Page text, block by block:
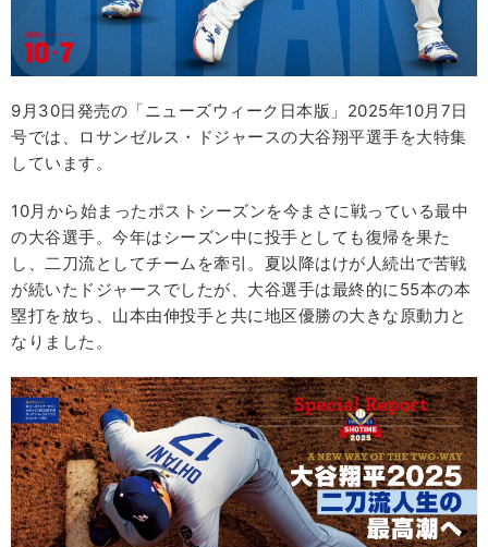
9月30日発売の「ニューズウィーク日本版」2025年10月7日
号では、ロサンゼルス・ドジャースの大谷翔平選手を大特集
しています。
10月から始まったポストシーズンを今まさに戦っている最中
の大谷選手。今年はシーズン中に投手としても復帰を果た
し、二刀流としてチームを牽引。夏以降はけが人続出で苦戦
が続いたドジャースでしたが、大谷選手は最終的に55本の本
塁打を放ち、山本由伸投手と共に地区優勝の大きな原動力と
なりました。